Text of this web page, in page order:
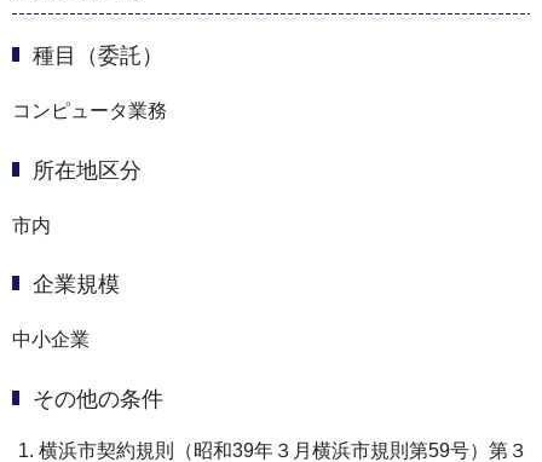
種目（委託）
コンピュータ業務
所在地区分
市内
企業規模
中小企業
その他の条件
横浜市契約規則（昭和39年３月横浜市規則第59号）第３